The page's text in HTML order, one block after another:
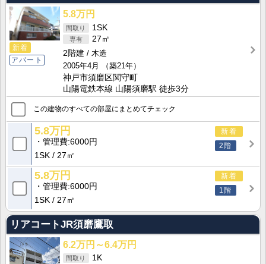
新着
アパート
5.8万円
1SK
27㎡
2階建
木造
2005年4月
（築21年）
神戸市須磨区関守町
山陽電鉄本線 山陽須磨駅 徒歩3分
この建物のすべての部屋にまとめてチェック
新着
2階
5.8万円
管理費 6000円
1SK
27㎡
新着
1階
5.8万円
管理費 6000円
1SK
27㎡
リアコートJR須磨鷹取
6.2万円～6.4万円
1K